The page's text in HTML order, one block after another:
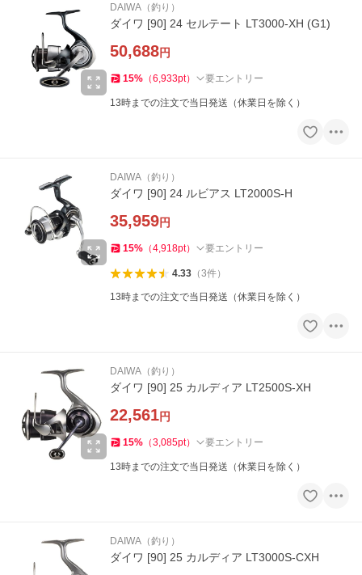
DAIWA（釣り）
ダイワ [90] 24 セルテート LT3000-XH (G1)
50,688円
15% （6,933pt） 要エントリー
13時までの注文で当日発送（休業日を除く）
DAIWA（釣り）
ダイワ [90] 24 ルビアス LT2000S-H
35,959円
15% （4,918pt） 要エントリー
4.33（3件）
13時までの注文で当日発送（休業日を除く）
DAIWA（釣り）
ダイワ [90] 25 カルディア LT2500S-XH
22,561円
15% （3,085pt） 要エントリー
13時までの注文で当日発送（休業日を除く）
DAIWA（釣り）
ダイワ [90] 25 カルディア LT3000S-CXH